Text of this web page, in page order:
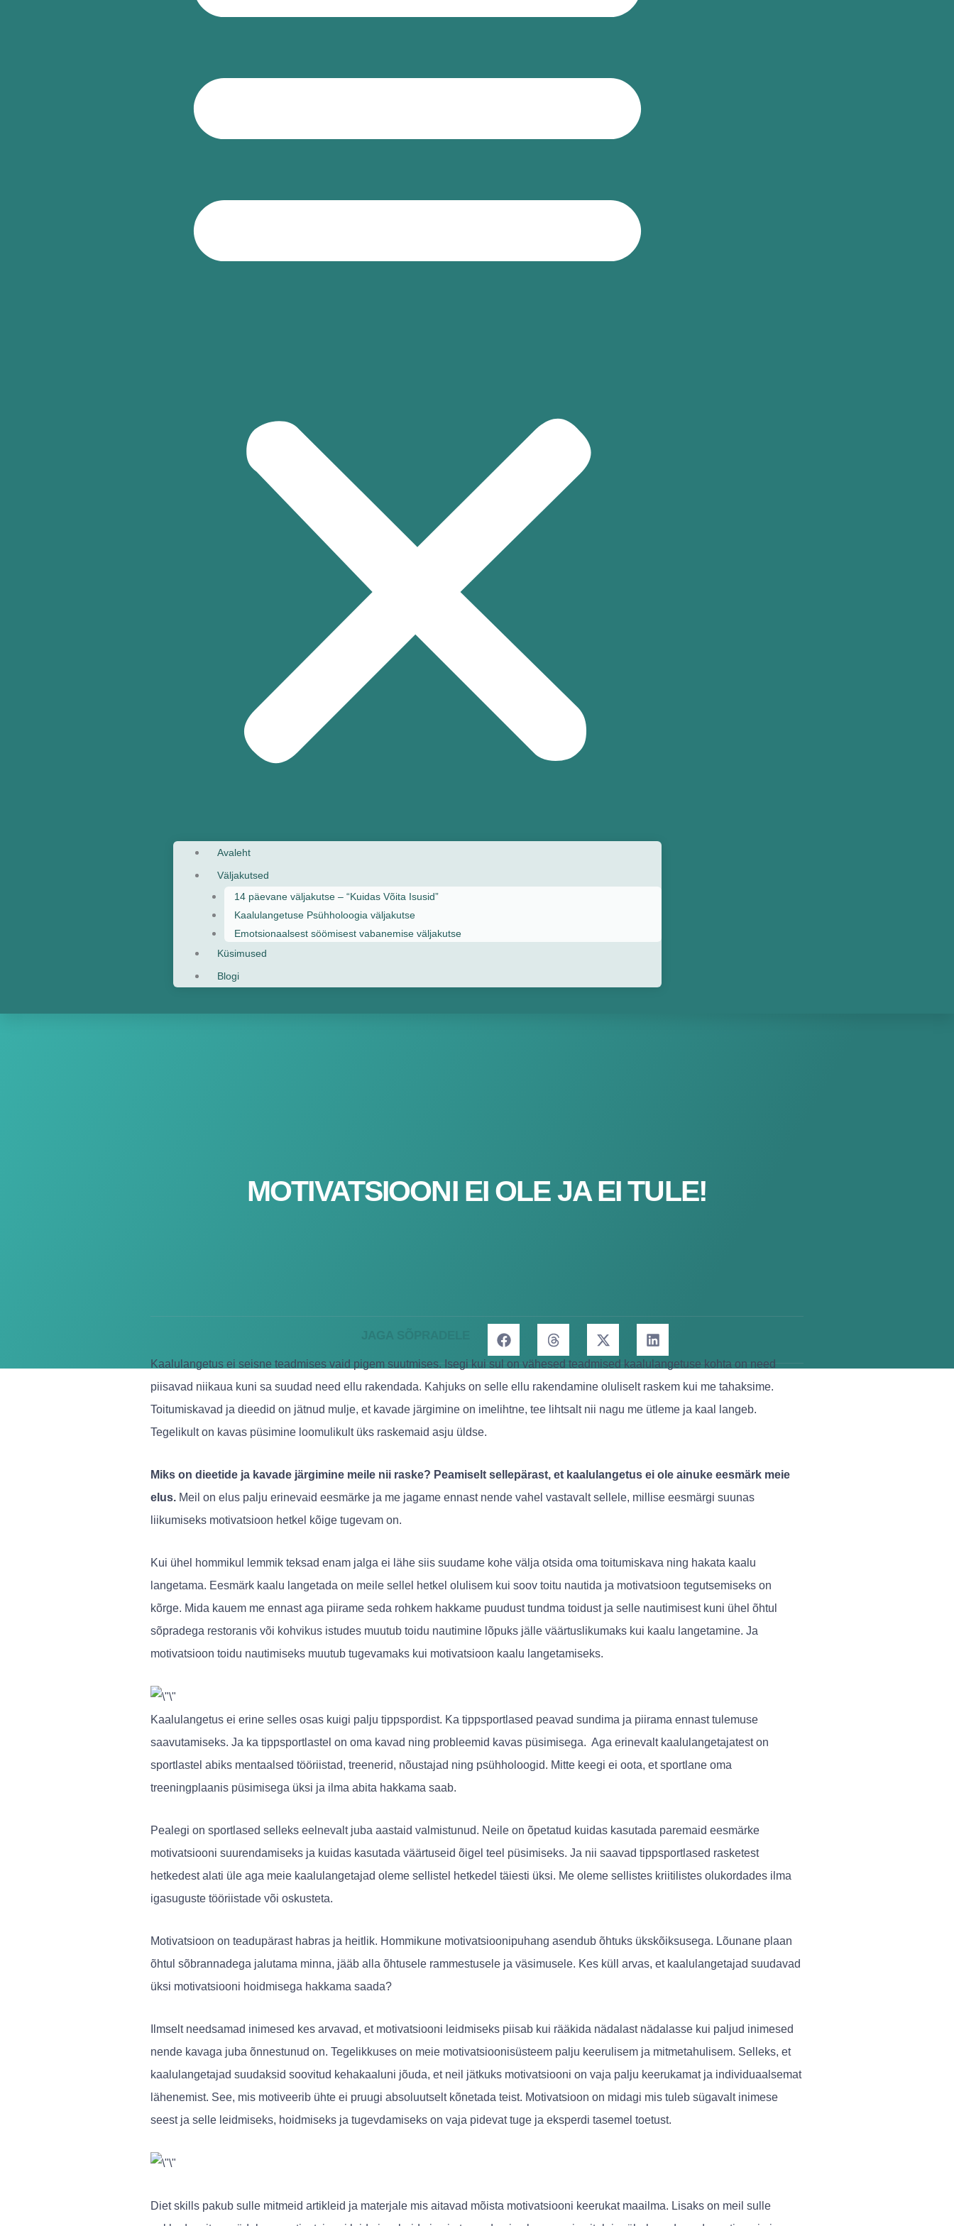
Avaleht
Väljakutsed
14 päevane väljakutse – “Kuidas Võita Isusid”
Kaalulangetuse Psühholoogia väljakutse
Emotsionaalsest söömisest vabanemise väljakutse
Küsimused
Blogi
MOTIVATSIOONI EI OLE JA EI TULE!
Kaalulangetus ei seisne teadmises vaid pigem suutmises. Isegi kui sul on vähesed teadmised kaalulangetuse kohta on need
piisavad niikaua kuni sa suudad need ellu rakendada. Kahjuks on selle ellu rakendamine oluliselt raskem kui me tahaksime.
Toitumiskavad ja dieedid on jätnud mulje, et kavade järgimine on imelihtne, tee lihtsalt nii nagu me ütleme ja kaal langeb.
Tegelikult on kavas püsimine loomulikult üks raskemaid asju üldse.
Miks on dieetide ja kavade järgimine meile nii raske? Peamiselt sellepärast, et kaalulangetus ei ole ainuke eesmärk meie
elus. Meil on elus palju erinevaid eesmärke ja me jagame ennast nende vahel vastavalt sellele, millise eesmärgi suunas
liikumiseks motivatsioon hetkel kõige tugevam on.
Kui ühel hommikul lemmik teksad enam jalga ei lähe siis suudame kohe välja otsida oma toitumiskava ning hakata kaalu
langetama. Eesmärk kaalu langetada on meile sellel hetkel olulisem kui soov toitu nautida ja motivatsioon tegutsemiseks on
kõrge. Mida kauem me ennast aga piirame seda rohkem hakkame puudust tundma toidust ja selle nautimisest kuni ühel õhtul
sõpradega restoranis või kohvikus istudes muutub toidu nautimine lõpuks jälle väärtuslikumaks kui kaalu langetamine. Ja
motivatsioon toidu nautimiseks muutub tugevamaks kui motivatsioon kaalu langetamiseks.
Kaalulangetus ei erine selles osas kuigi palju tippspordist. Ka tippsportlased peavad sundima ja piirama ennast tulemuse
saavutamiseks. Ja ka tippsportlastel on oma kavad ning probleemid kavas püsimisega. Aga erinevalt kaalulangetajatest on
sportlastel abiks mentaalsed tööriistad, treenerid, nõustajad ning psühholoogid. Mitte keegi ei oota, et sportlane oma
treeningplaanis püsimisega üksi ja ilma abita hakkama saab.
Pealegi on sportlased selleks eelnevalt juba aastaid valmistunud. Neile on õpetatud kuidas kasutada paremaid eesmärke
motivatsiooni suurendamiseks ja kuidas kasutada väärtuseid õigel teel püsimiseks. Ja nii saavad tippsportlased rasketest
hetkedest alati üle aga meie kaalulangetajad oleme sellistel hetkedel täiesti üksi. Me oleme sellistes kriitilistes olukordades ilma
igasuguste tööriistade või oskusteta.
Motivatsioon on teadupärast habras ja heitlik. Hommikune motivatsioonipuhang asendub õhtuks ükskõiksusega. Lõunane plaan
õhtul sõbrannadega jalutama minna, jääb alla õhtusele rammestusele ja väsimusele. Kes küll arvas, et kaalulangetajad suudavad
üksi motivatsiooni hoidmisega hakkama saada?
Ilmselt needsamad inimesed kes arvavad, et motivatsiooni leidmiseks piisab kui rääkida nädalast nädalasse kui paljud inimesed
nende kavaga juba õnnestunud on. Tegelikkuses on meie motivatsioonisüsteem palju keerulisem ja mitmetahulisem. Selleks, et
kaalulangetajad suudaksid soovitud kehakaaluni jõuda, et neil jätkuks motivatsiooni on vaja palju keerukamat ja individuaalsemat
lähenemist. See, mis motiveerib ühte ei pruugi absoluutselt kõnetada teist. Motivatsioon on midagi mis tuleb sügavalt inimese
seest ja selle leidmiseks, hoidmiseks ja tugevdamiseks on vaja pidevat tuge ja eksperdi tasemel toetust.
Diet skills pakub sulle mitmeid artikleid ja materjale mis aitavad mõista motivatsiooni keerukat maailma. Lisaks on meil sulle